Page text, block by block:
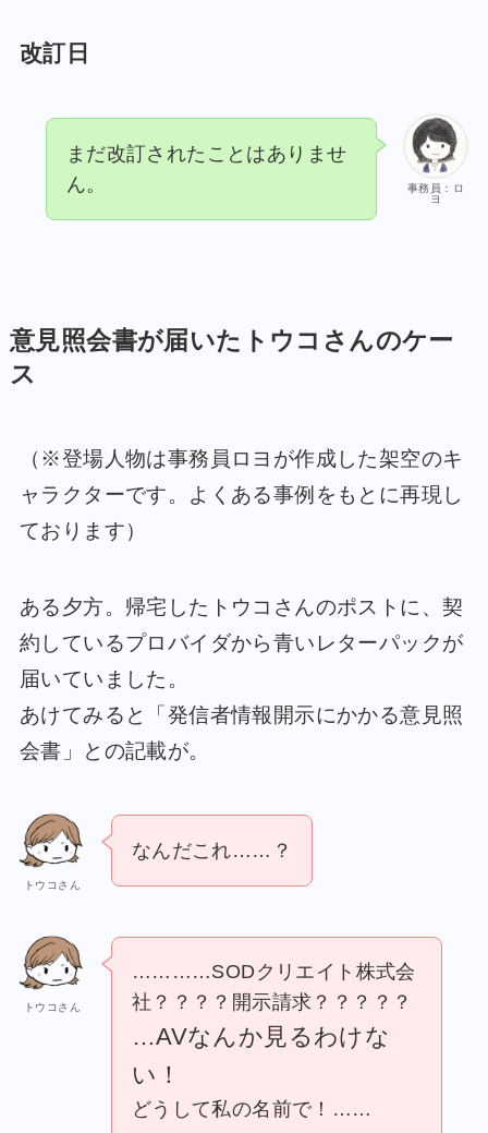
改訂日
事務員：ロ
ヨ
まだ改訂されたことはありませ
ん。
意見照会書が届いたトウコさんのケー
ス
（※登場人物は事務員ロヨが作成した架空のキ
ャラクターです。よくある事例をもとに再現し
ております）
ある夕方。帰宅したトウコさんのポストに、契
約しているプロバイダから青いレターパックが
届いていました。
あけてみると「発信者情報開示にかかる意見照
会書」との記載が。
トウコさん
なんだこれ……？
トウコさん
…………SODクリエイト株式会
社？？？？開示請求？？？？？
…AVなんか見るわけな
い！
どうして私の名前で！……